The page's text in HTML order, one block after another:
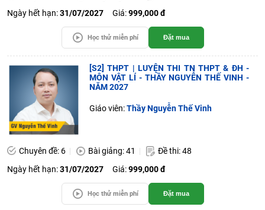
Ngày hết hạn:31/07/2027 Giá:999,000 đ
Học thử miễn phí Đặt mua
[S2] THPT | LUYỆN THI TN THPT & ĐH -
MÔN VẬT LÍ - THẦY NGUYỄN THẾ VINH -
NĂM 2027
Giáo viên:Thầy Nguyễn Thế Vinh
Chuyên đề: 6 Bài giảng: 41
Đề thi: 48
Ngày hết hạn:31/07/2027 Giá:999,000 đ
Học thử miễn phí Đặt mua